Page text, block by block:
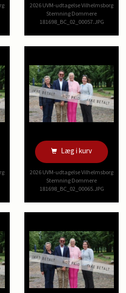
2026 UVM-udtagelse Vilhelmsborg
Stemning Dommere
181698_BC_02_00057.JPG
Læg i kurv
2026 UVM-udtagelse Vilhelmsborg
Stemning Dommere
181698_BC_02_00065.JPG